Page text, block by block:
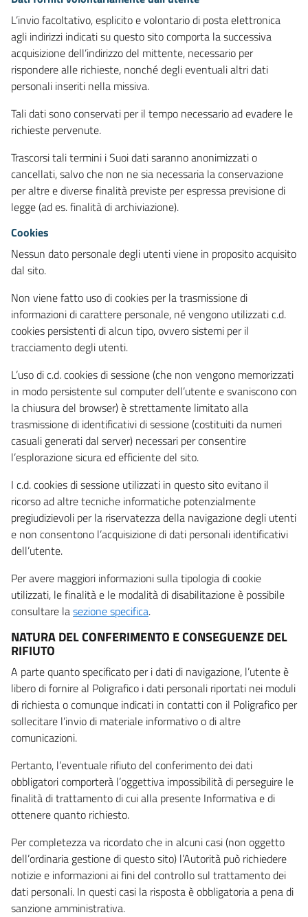
L’invio facoltativo, esplicito e volontario di posta elettronica
agli indirizzi indicati su questo sito comporta la successiva
acquisizione dell’indirizzo del mittente, necessario per
rispondere alle richieste, nonché degli eventuali altri dati
personali inseriti nella missiva.
Tali dati sono conservati per il tempo necessario ad evadere le
richieste pervenute.
Trascorsi tali termini i Suoi dati saranno anonimizzati o
cancellati, salvo che non ne sia necessaria la conservazione
per altre e diverse finalità previste per espressa previsione di
legge (ad es. finalità di archiviazione).
Cookies
Nessun dato personale degli utenti viene in proposito acquisito
dal sito.
Non viene fatto uso di cookies per la trasmissione di
informazioni di carattere personale, né vengono utilizzati c.d.
cookies persistenti di alcun tipo, ovvero sistemi per il
tracciamento degli utenti.
L’uso di c.d. cookies di sessione (che non vengono memorizzati
in modo persistente sul computer dell’utente e svaniscono con
la chiusura del browser) è strettamente limitato alla
trasmissione di identificativi di sessione (costituiti da numeri
casuali generati dal server) necessari per consentire
l’esplorazione sicura ed efficiente del sito.
I c.d. cookies di sessione utilizzati in questo sito evitano il
ricorso ad altre tecniche informatiche potenzialmente
pregiudizievoli per la riservatezza della navigazione degli utenti
e non consentono l’acquisizione di dati personali identificativi
dell’utente.
Per avere maggiori informazioni sulla tipologia di cookie
utilizzati, le finalità e le modalità di disabilitazione è possibile
consultare lasezione specifica.
NATURA DEL CONFERIMENTO E CONSEGUENZE DEL
RIFIUTO
A parte quanto specificato per i dati di navigazione, l’utente è
libero di fornire al Poligrafico i dati personali riportati nei moduli
di richiesta o comunque indicati in contatti con il Poligrafico per
sollecitare l’invio di materiale informativo o di altre
comunicazioni.
Pertanto, l’eventuale rifiuto del conferimento dei dati
obbligatori comporterà l’oggettiva impossibilità di perseguire le
finalità di trattamento di cui alla presente Informativa e di
ottenere quanto richiesto.
Per completezza va ricordato che in alcuni casi (non oggetto
dell’ordinaria gestione di questo sito) l’Autorità può richiedere
notizie e informazioni ai fini del controllo sul trattamento dei
dati personali. In questi casi la risposta è obbligatoria a pena di
sanzione amministrativa.